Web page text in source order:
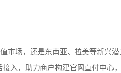
市场，还是东南亚、拉美等新兴
入，助力商户构建官网直付中心